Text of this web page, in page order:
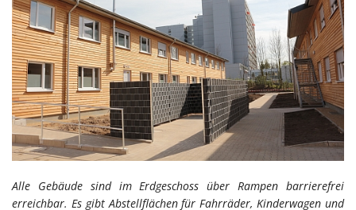
Alle Gebäude sind im Erdgeschoss über Rampen barrierefrei
erreichbar. Es gibt Abstellflächen für Fahrräder, Kinderwagen und